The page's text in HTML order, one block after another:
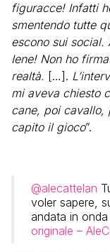
figuracce! Infatti
smentendo tutte
escono sui
Iene! Non ho
realtà. […].
mi aveva chiesto
cane, poi cavallo,
capito il gioco”.
@alecattelan
voler sapere,
andata in
originale –